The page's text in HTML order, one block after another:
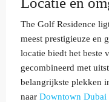
The Golf Residence
meest prestigieuze en
locatie biedt het beste
gecombineerd met
belangrijkste plekken
naar Downtown Dubai